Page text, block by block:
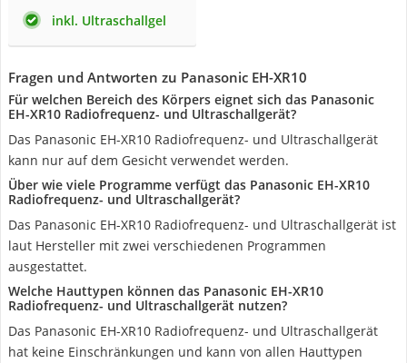
inkl. Ultraschallgel
Fragen und Antworten zu Panasonic EH-XR10
Für welchen Bereich des Körpers eignet sich das Panasonic
EH-XR10 Radiofrequenz- und Ultraschallgerät?
Das Panasonic EH-XR10 Radiofrequenz- und Ultraschallgerät
kann nur auf dem Gesicht verwendet werden.
Über wie viele Programme verfügt das Panasonic EH-XR10
Radiofrequenz- und Ultraschallgerät?
Das Panasonic EH-XR10 Radiofrequenz- und Ultraschallgerät ist
laut Hersteller mit zwei verschiedenen Programmen
ausgestattet.
Welche Hauttypen können das Panasonic EH-XR10
Radiofrequenz- und Ultraschallgerät nutzen?
Das Panasonic EH-XR10 Radiofrequenz- und Ultraschallgerät
hat keine Einschränkungen und kann von allen Hauttypen